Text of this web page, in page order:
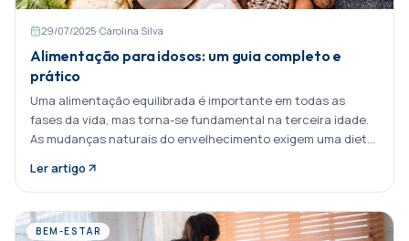
29/07/2025·Carolina Silva
Alimentação para idosos: um guia completo e
prático
Uma alimentação equilibrada é importante em todas as
fases da vida, mas torna-se fundamental na terceira idade.
As mudanças naturais do envelhecimento exigem uma dieta
Ler artigo
BEM-ESTAR